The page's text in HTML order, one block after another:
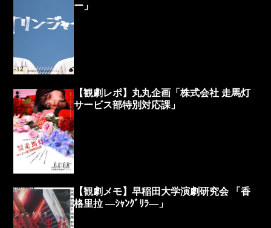
ー」
【観劇レポ】丸丸企画「株式会社 走馬灯
サービス部特別対応課」
【観劇メモ】早稲田大学演劇研究会 「香
格里拉 ―ｼｬﾝｸﾞﾘﾗ―」